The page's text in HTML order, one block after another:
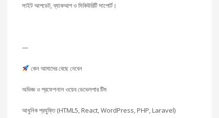
সাইট আপডেট, ব্যাকআপ ও সিকিউরিটি সাপোর্ট।
—
কেন আমাদের বেছে নেবেন
অভিজ্ঞ ও প্রফেশনাল ওয়েব ডেভেলপার টিম
আধুনিক প্রযুক্তি (HTML5, React, WordPress, PHP, Laravel)